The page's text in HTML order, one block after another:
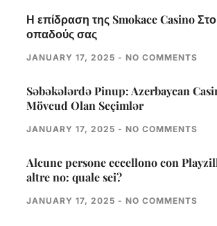
Η επίδραση της Smokace Casino
οπαδούς σας
JANUARY 17, 2025 NO COMMENTS
Səbəkələrdə Pinup: Azerbaycan
Mövcud Olan Seçimlər
JANUARY 17, 2025 NO COMMENTS
Alcune persone eccellono con
altre no: quale sei?
JANUARY 17, 2025 NO COMMENTS